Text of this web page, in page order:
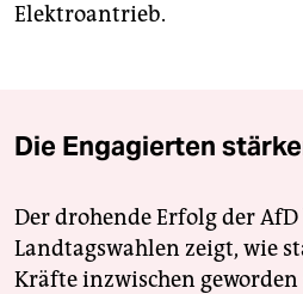
Elektroantrieb.
Die Engagierten
Der drohende Erfolg der
Landtagswahlen zeigt, wie
Kräfte inzwischen geworden